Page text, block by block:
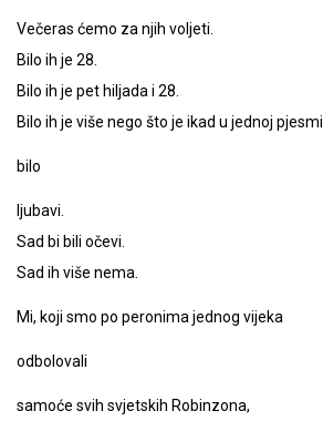
Večeras ćemo za njih voljeti.
Bilo ih je 28.
Bilo ih je pet hiljada i 28.
Bilo ih je više nego što je ikad u jednoj pjesmi
bilo
ljubavi.
Sad bi bili očevi.
Sad ih više nema.
Mi, koji smo po peronima jednog vijeka
odbolovali
samoće svih svjetskih Robinzona,